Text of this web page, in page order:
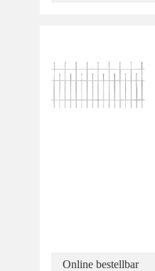
Online bestellbar